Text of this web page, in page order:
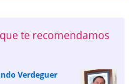
te recomendamos
Verdeguer